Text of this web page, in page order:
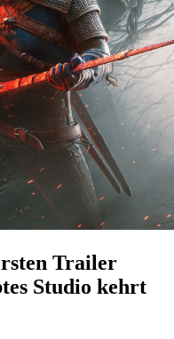
Trailer
Studio kehrt